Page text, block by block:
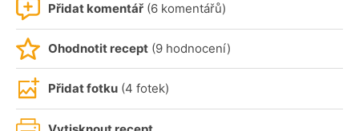
Přidat komentář (6 komentářů)
Ohodnotit recept (9 hodnocení)
Přidat fotku (4 fotek)